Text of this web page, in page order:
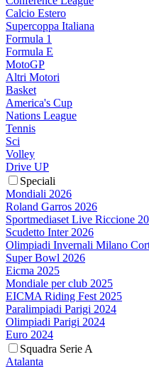
Calcio Estero
Supercoppa Italiana
Formula 1
Formula E
MotoGP
Altri Motori
Basket
America's Cup
Nations League
Tennis
Sci
Volley
Drive UP
Speciali
Mondiali 2026
Roland Garros 2026
Sportmediaset Live Riccione
Scudetto Inter 2026
Olimpiadi Invernali Milano
Super Bowl 2026
Eicma 2025
Mondiale per club 2025
EICMA Riding Fest 2025
Paralimpiadi Parigi 2024
Olimpiadi Parigi 2024
Euro 2024
Squadra Serie A
Atalanta